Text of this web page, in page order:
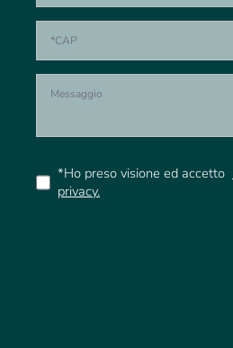
*Ho preso visione ed accetto
privacy.